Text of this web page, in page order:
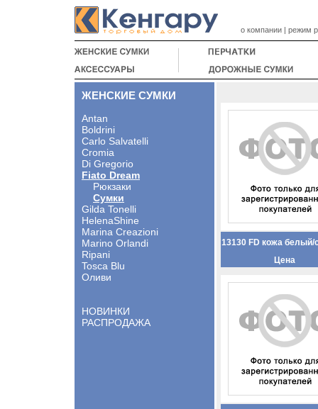
о компании | режим
ЖЕНСКИЕ СУМКИ
Antan
Boldrini
Carlo Salvatelli
Cromia
Di Gregorio
Fiato Dream
Рюкзаки
Сумки
Gilda Tonelli
HelenaShine
Marina Creazioni
Marino Orlandi
Ripani
Tosca Blu
Оливи
НОВИНКИ
РАСПРОДАЖА
13130 FD кожа белый/
Цена